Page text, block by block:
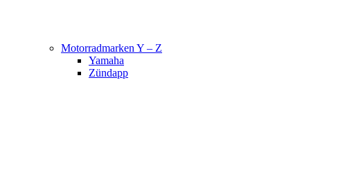
Motorradmarken Y – Z
Yamaha
Zündapp